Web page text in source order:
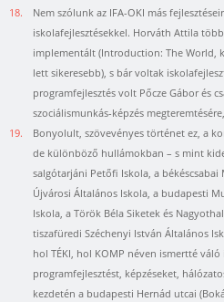
18.
Nem szólunk az IFA-OKI más
iskolafejlesztésekkel. Horváth Attila
implementált (Introduction: The World,
lett sikeresebb), s bár voltak
programfejlesztés volt Pőcze Gábor és
szociálismunkás-képzés
19.
Bonyolult, szövevényes történet ez, a
de különböző hullámokban – s mint
salgótarjáni Petőfi Iskola, a
Újvárosi Általános Iskola, a budapesti
Iskola, a Török Béla Siketek és
tiszafüredi Széchenyi István Általános
hol TÉKI, hol KOMP néven ismertté
programfejlesztést, képzéseket,
kezdetén a budapesti Hernád utcai